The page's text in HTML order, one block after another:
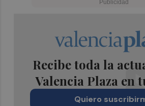
Recibe toda la
Valencia Plaza en
Quiero